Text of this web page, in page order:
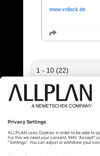
www.vollack.de
1 - 10 (22)
« Zurück